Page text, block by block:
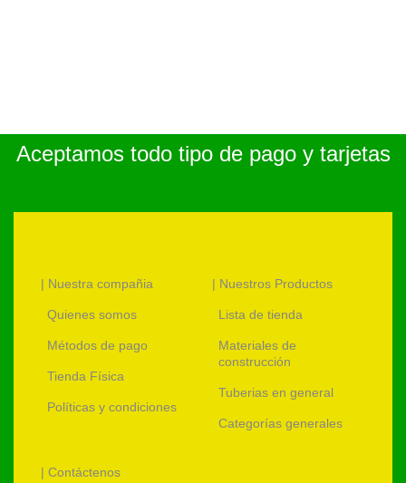
Aceptamos todo tipo de pago y tarjetas
| Nuestra compañia
Quienes somos
Métodos de pago
Tienda Física
Políticas y condiciones
| Nuestros Productos
Lista de tienda
Materiales de
construcción
Tuberias en general
Categorías generales
| Contáctenos